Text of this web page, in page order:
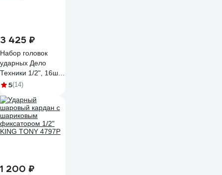
3 425 ₽
Набор головок
ударных Дело
Техники 1/2", 16шт.
660116
5(14)
1 200 ₽